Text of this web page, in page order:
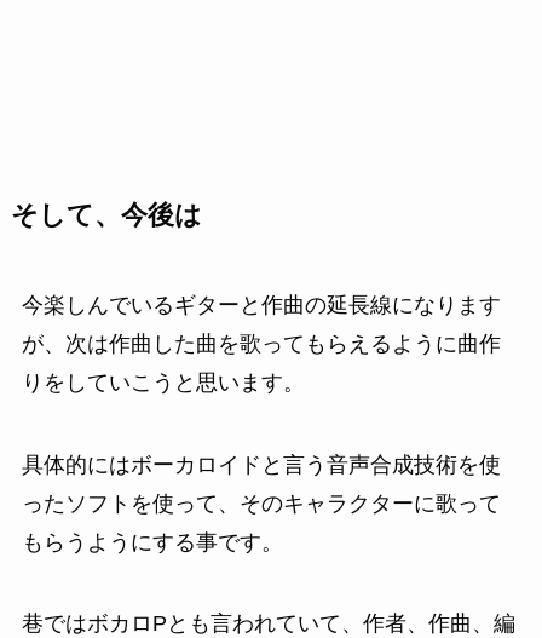
そして、今後は
今楽しんでいるギターと作曲の延長線になります
が、次は作曲した曲を歌ってもらえるように曲作
りをしていこうと思います。
具体的にはボーカロイドと言う音声合成技術を使
ったソフトを使って、そのキャラクターに歌って
もらうようにする事です。
巷ではボカロPとも言われていて、作者、作曲、編